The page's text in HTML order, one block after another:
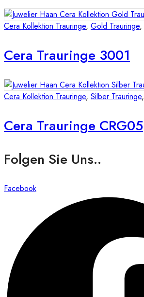
Cera Kollektion Trauringe, Gold Trauringe,
Cera Trauringe 3001
Cera Kollektion Trauringe, Silber Trauringe,
Cera Trauringe CRG05
Folgen Sie Uns..
Facebook